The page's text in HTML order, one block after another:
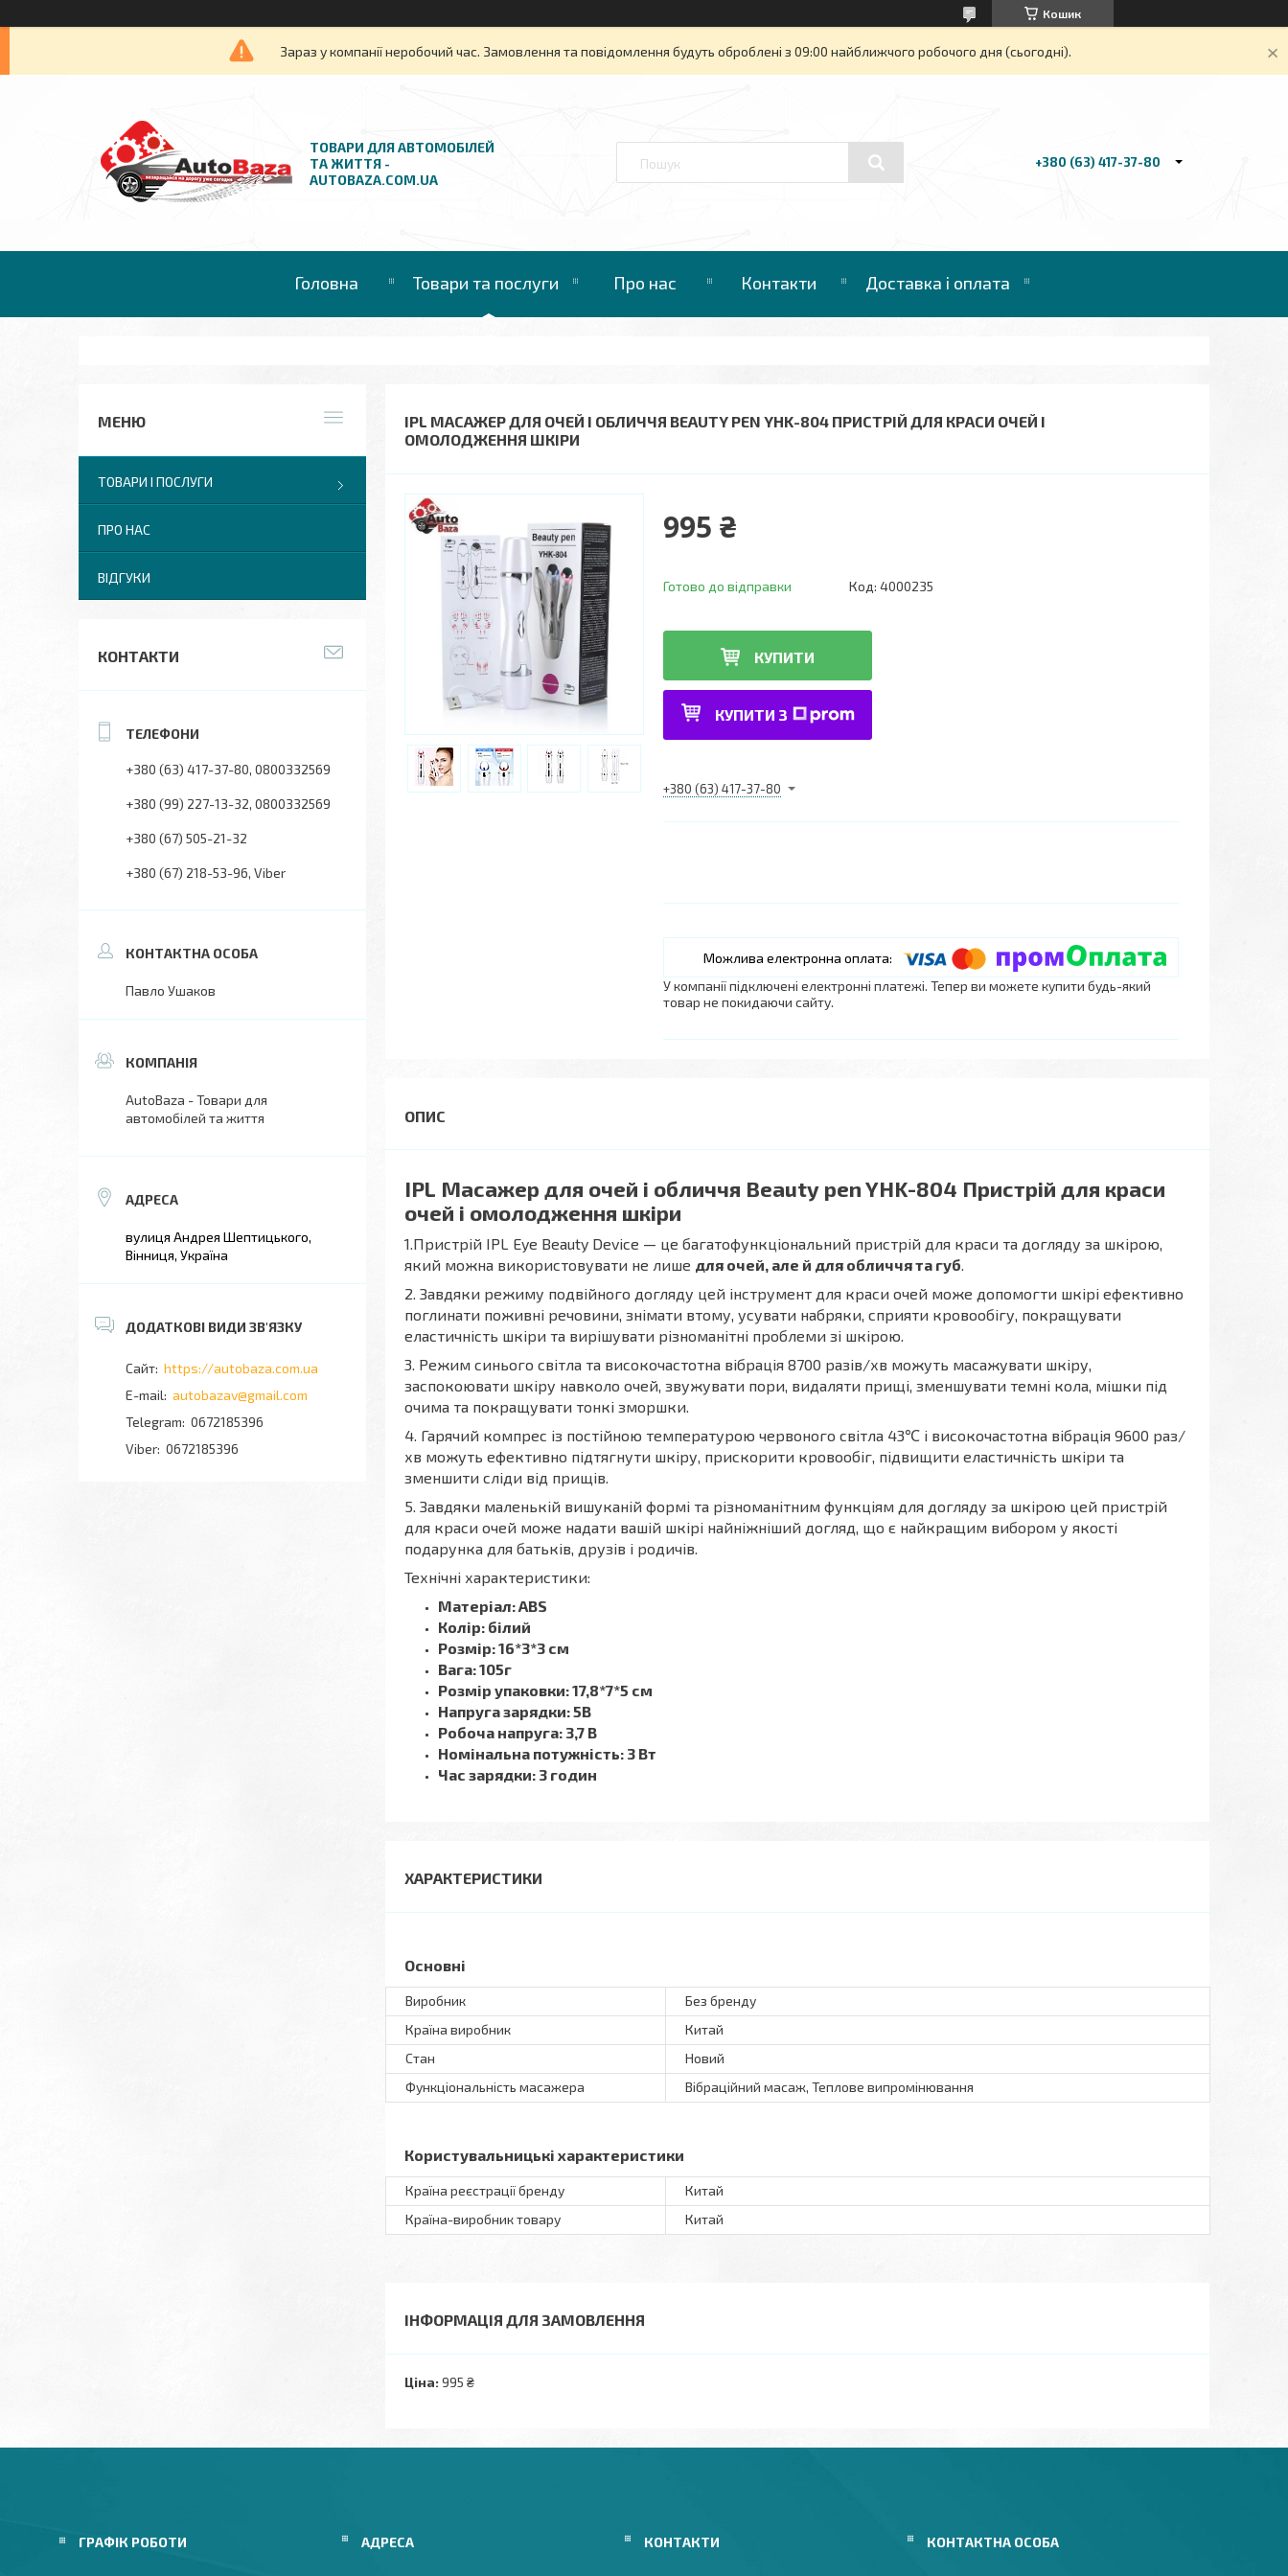
Кошик
Зараз у компанії неробочий час. Замовлення та повідомлення будуть оброблені з 09:00 найближчого робочого дня (сьогодні).
ТОВАРИ ДЛЯ АВТОМОБІЛЕЙ
ТА ЖИТТЯ -
AUTOBAZA.COM.UA
+380 (63) 417-37-80
Головна Товари та послуги Про нас Контакти Доставка і оплата
IPL МАСАЖЕР ДЛЯ ОЧЕЙ І ОБЛИЧЧЯ BEAUTY PEN YHK-804 ПРИСТРІЙ ДЛЯ КРАСИ ОЧЕЙ І
ОМОЛОДЖЕННЯ ШКІРИ
995 ₴
Готово до відправки Код: 4000235
КУПИТИ
КУПИТИ З
+380 (63) 417-37-80
У компанії підключені електронні платежі. Тепер ви можете купити будь-який
товар не покидаючи сайту.
IPL Масажер для очей і обличчя Beauty pen YHK-804 Пристрій для краси
очей і омолодження шкіри
1.Пристрій IPL Eye Beauty Device — це багатофункціональний пристрій для краси та догляду за шкірою,
який можна використовувати не лише для очей, але й для обличчя та губ.
2. Завдяки режиму подвійного догляду цей інструмент для краси очей може допомогти шкірі ефективно
поглинати поживні речовини, знімати втому, усувати набряки, сприяти кровообігу, покращувати
еластичність шкіри та вирішувати різноманітні проблеми зі шкірою.
3. Режим синього світла та високочастотна вібрація 8700 разів/хв можуть масажувати шкіру,
заспокоювати шкіру навколо очей, звужувати пори, видаляти прищі, зменшувати темні кола, мішки під
очима та покращувати тонкі зморшки.
4. Гарячий компрес із постійною температурою червоного світла 43℃ і високочастотна вібрація 9600 раз/
хв можуть ефективно підтягнути шкіру, прискорити кровообіг, підвищити еластичність шкіри та
зменшити сліди від прищів.
5. Завдяки маленькій вишуканій формі та різноманітним функціям для догляду за шкірою цей пристрій
для краси очей може надати вашій шкірі найніжніший догляд, що є найкращим вибором у якості
подарунка для батьків, друзів і родичів.
Технічні характеристики:
Матеріал: ABS
Колір: білий
Розмір: 16*3*3 см
Вага: 105г
Розмір упаковки: 17,8*7*5 см
Напруга зарядки: 5В
Робоча напруга: 3,7 В
Номінальна потужність: 3 Вт
Час зарядки: 3 годин
ХАРАКТЕРИСТИКИ
Основні
Виробник
Без бренду
Країна виробник
Китай
Стан
Новий
Функціональність масажера
Вібраційний масаж, Теплове випромінювання
Користувальницькі характеристики
Країна реєстрації бренду
Китай
Країна-виробник товару
Китай
ІНФОРМАЦІЯ ДЛЯ ЗАМОВЛЕННЯ
Ціна: 995 ₴
ТОВАРИ І ПОСЛУГИ
ПРО НАС
ВІДГУКИ
КОНТАКТИ
+380 (63) 417-37-80 0800332569
+380 (99) 227-13-32 0800332569
+380 (67) 505-21-32
+380 (67) 218-53-96 Viber
Павло Ушаков
AutoBaza - Товари для
автомобілей та життя
вулиця Андрея Шептицького,
Вінниця, Україна
https://autobaza.com.ua
autobazav@gmail.com
0672185396
0672185396
ГРАФІК РОБОТИ